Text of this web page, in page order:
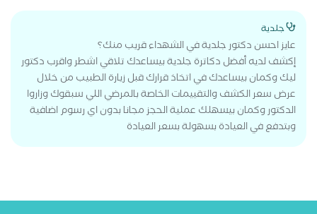
جلدية
عايز احسن دكتور جلدية في الشهداء قريب منك؟
إكشف لديه أفضل دكاترة جلدية بيساعدك تلاقي اشطر واقرب دكتور
ليك وكمان بيساعدك في اتخاذ قرارك قبل زيارة الطبيب من خلال
عرض سعر الكشف والتقييمات الخاصة بالمرضي اللي سبقوك وزاروا
الدكتور وكمان بيسهلك عملية الحجز مجانا بدون اي رسوم اضافية
وبتدفع في العيادة بسهولة بسعر العيادة